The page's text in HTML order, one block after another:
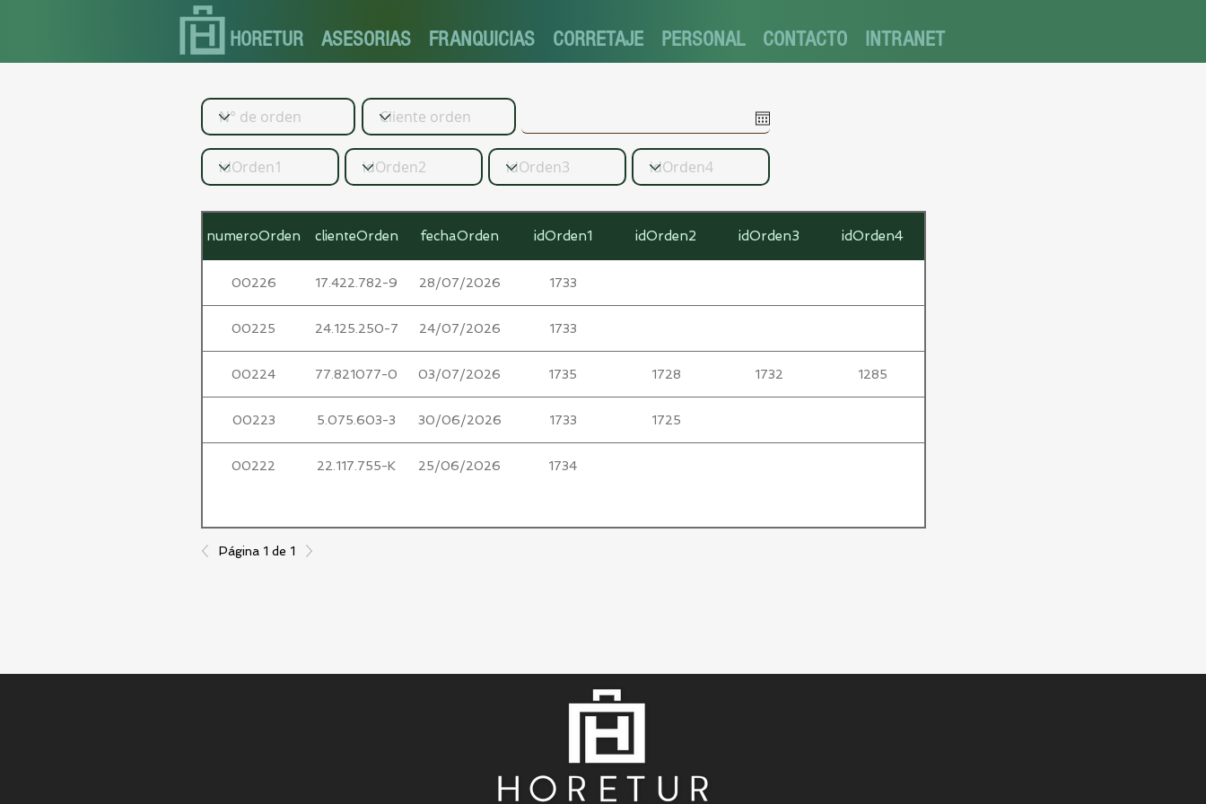
HORETUR ASESORIAS FRANQUICIAS CORRETAJE PERSONAL CONTACTO INTRANET
numeroOrden clienteOrden fechaOrden idOrden1 idOrden2 idOrden3 idOrden4
00226 17.422.782-9 28/07/2026 1733
00225 24.125.250-7 24/07/2026 1733
00224 77.821077-0 03/07/2026 1735 1728 1732 1285
00223 5.075.603-3 30/06/2026 1733 1725
00222 22.117.755-K 25/06/2026 1734
Página 1 de 1